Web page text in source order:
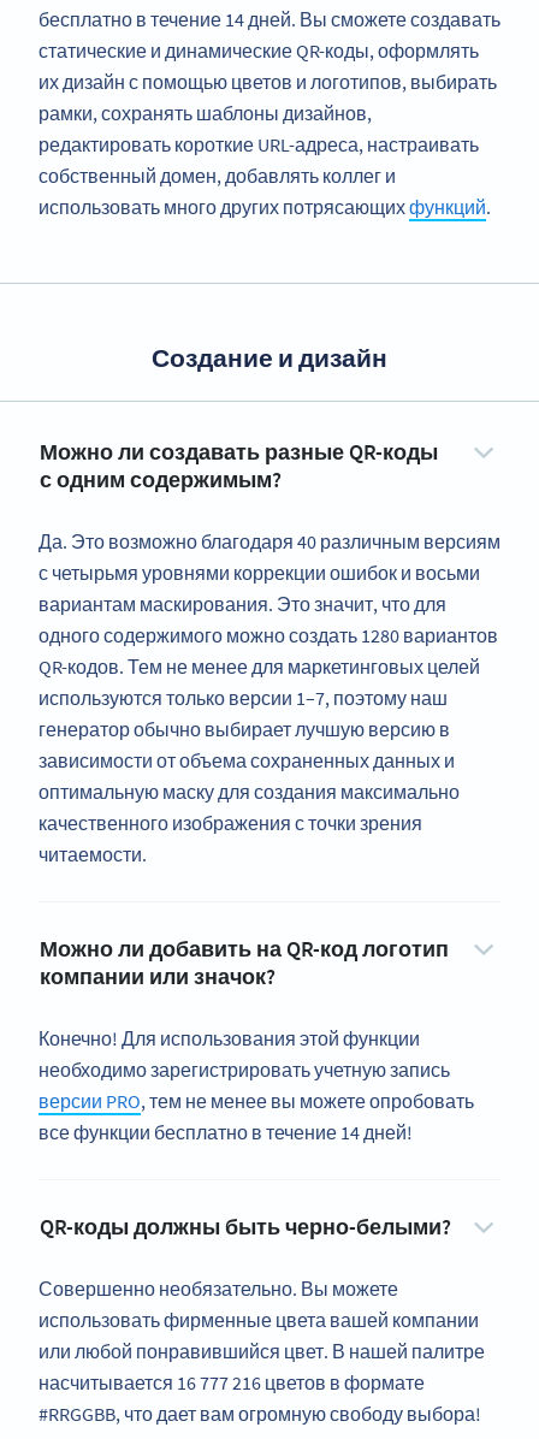
бесплатно в течение 14 дней. Вы сможете создавать
статические и динамические QR-коды, оформлять
их дизайн с помощью цветов и логотипов, выбирать
рамки, сохранять шаблоны дизайнов,
редактировать короткие URL-адреса, настраивать
собственный домен, добавлять коллег и
использовать много других потрясающихфункций.
Создание и дизайн
Можно ли создавать разные QR-коды
с одним содержимым?
Да. Это возможно благодаря 40 различным версиям
с четырьмя уровнями коррекции ошибок и восьми
вариантам маскирования. Это значит, что для
одного содержимого можно создать 1280 вариантов
QR-кодов. Тем не менее для маркетинговых целей
используются только версии 1–7, поэтому наш
генератор обычно выбирает лучшую версию в
зависимости от объема сохраненных данных и
оптимальную маску для создания максимально
качественного изображения с точки зрения
читаемости.
Можно ли добавить на QR-код логотип
компании или значок?
Конечно! Для использования этой функции
необходимо зарегистрировать учетную запись
версии PRO, тем не менее вы можете опробовать
все функции бесплатно в течение 14 дней!
QR-коды должны быть черно-белыми?
Совершенно необязательно. Вы можете
использовать фирменные цвета вашей компании
или любой понравившийся цвет. В нашей палитре
насчитывается 16 777 216 цветов в формате
#RRGGBB, что дает вам огромную свободу выбора!